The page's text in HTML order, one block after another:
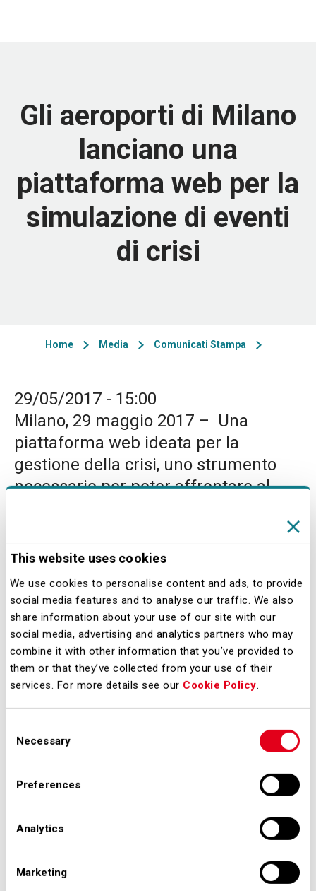
This website uses cookies
We use cookies to personalise content and ads, to provide
social media features and to analyse our traffic. We also
share information about your use of our site with our
social media, advertising and analytics partners who may
combine it with other information that you’ve provided to
them or that they’ve collected from your use of their
services. For more details see our Cookie Policy.
Selection
Necessary
Preferences
Analytics
Marketing
Gli aeroporti di Milano
lanciano una
piattaforma web per la
simulazione di eventi
di crisi
Home Media Comunicati Stampa
29/05/2017 - 15:00
Milano, 29 maggio 2017 – Una
piattaforma web ideata per la
gestione della crisi, uno strumento
necessario per poter affrontare al
l’Azienda. È questo l’obiettivo con cui
SEA ha ideato e sviluppato uno
spazio web sicuro e protetto dove è
possibile simulare una vera e propria
situazione di crisi (da pro-blemi in
aeroporto per condizioni meteo
sfavorevoli fino ad un caso di
sversamen-to di carburante o al
crash aereo) per mettere alla prova la
capacità di risposta e interazione con
i media ed altri stakeholder delle
funzioni aziendali dedicate e
migliorare il servizio informativo ai